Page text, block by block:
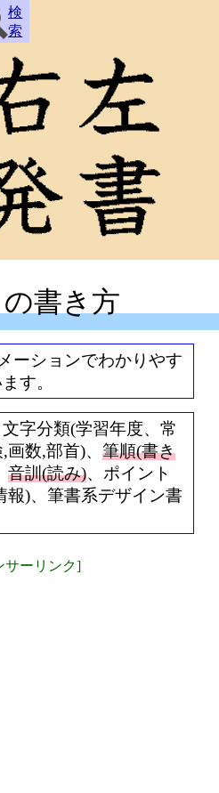
検
索
の書き方
ーションでわかりやす
す。
字分類(学習年度、常
数,部首)、 筆順(書き
音訓(読み)、ポイント
報)、筆書系デザイン書
サーリンク]